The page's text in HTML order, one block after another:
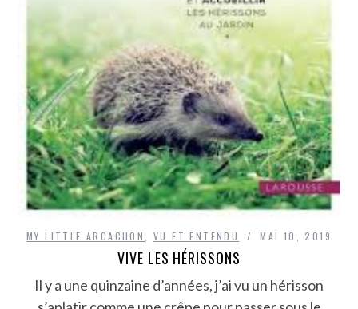
MY LITTLE ARCACHON ,VU ET ENTENDU MAI 10, 2019
VIVE LES HÉRISSONS
Il y a une quinzaine d’années, j’ai vu un hérisson